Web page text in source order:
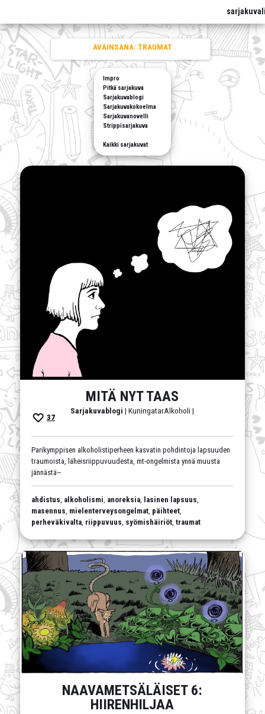
AVAINSANA: TRAUMAT
Impro
Pitkä sarjakuva
Sarjakuvablogi
Sarjakuvakokoelma
Sarjakuvanovelli
Strippisarjakuva
Kaikki sarjakuvat
MITÄ NYT TAAS
Sarjakuvablogi | KuningatarAlkoholi |
37
Parikymppisen alkoholistiperheen kasvatin pohdintoja lapsuuden
traumoista, läheisriippuvuudesta, mt-ongelmista ynnä muusta
jännästä~
ahdistus, alkoholismi, anoreksia, lasinen lapsuus,
masennus, mielenterveysongelmat, päihteet,
perheväkivalta, riippuvuus, syömishäiriöt,traumat
NAAVAMETSÄLÄISET 6:
HIIRENHILJAA